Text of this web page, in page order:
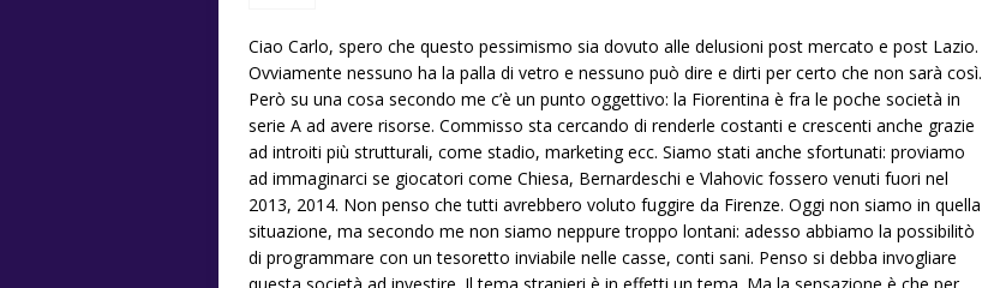
Ciao Carlo, spero che questo pessimismo sia dovuto alle delusioni post mercato e post Lazio.
Ovviamente nessuno ha la palla di vetro e nessuno può dire e dirti per certo che non sarà così.
Però su una cosa secondo me c’è un punto oggettivo: la Fiorentina è fra le poche società in
serie A ad avere risorse. Commisso sta cercando di renderle costanti e crescenti anche grazie
ad introiti più strutturali, come stadio, marketing ecc. Siamo stati anche sfortunati: proviamo
ad immaginarci se giocatori come Chiesa, Bernardeschi e Vlahovic fossero venuti fuori nel
2013, 2014. Non penso che tutti avrebbero voluto fuggire da Firenze. Oggi non siamo in quella
situazione, ma secondo me non siamo neppure troppo lontani: adesso abbiamo la possibilitò
di programmare con un tesoretto inviabile nelle casse, conti sani. Penso si debba invogliare
questa società ad investire. Il tema stranieri è in effetti un tema. Ma la sensazione è che per